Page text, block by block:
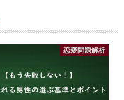
恋愛問題解析